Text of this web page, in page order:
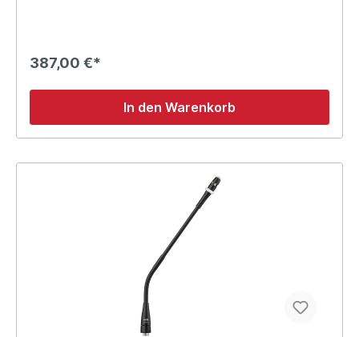
387,00 €*
In den Warenkorb